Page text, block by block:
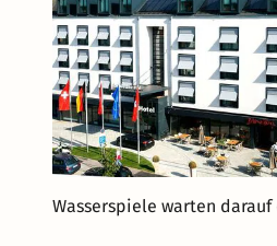
Wasserspiele warten